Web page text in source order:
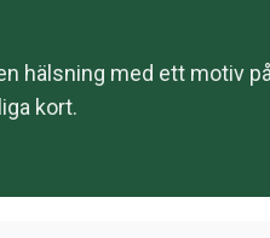
hälsning med ett motiv
kort.